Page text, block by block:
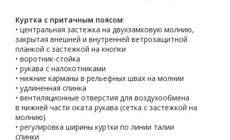
Куртка с притачным поясом:
• центральная застежка на двухзамковую молнию,
закрытая внешней и внутренней ветрозащитной
планкой с застежкой на кнопки
• воротник-стойка
• рукава с налокотниками
• нижние карманы в рельефных швах на молнии
• удлиненная спинка
• вентиляционные отверстия для воздухообмена
в нижней части оката рукава (сетка с застежкой на
молнию)
• регулировка ширины куртки по линии талии
спинки